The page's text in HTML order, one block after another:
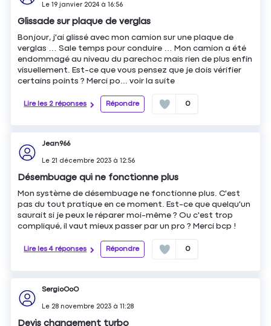
Le19 janvier 2024à16:56
Glissade sur plaque de verglas
Bonjour, j'ai glissé avec mon camion sur une plaque de
verglas … Sale temps pour conduire … Mon camion a été
endommagé au niveau du parechoc mais rien de plus enfin
visuellement. Est-ce que vous pensez que je dois vérifier
certains points ? Merci po...voir la suite
Lire les 2 réponses Répondre 0
Jean966
Le 21 décembre 2023 à12:56
Désembuage qui ne fonctionne plus
Mon système de désembuage ne fonctionne plus. C'est
pas du tout pratique en ce moment. Est-ce que quelqu'un
saurait si je peux le réparer moi-même ? Ou c'est trop
compliqué, il vaut mieux passer par un pro ? Merci bcp !
Lire les 4 réponses Répondre 0
SergioOoO
Le 28 novembre 2023 à11:28
Devis changement turbo